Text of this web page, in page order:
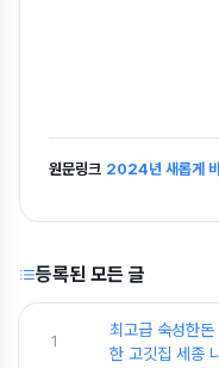
원문링크 2024년 새롭게
등록된 모든 글
1
최고급 숙성한
한 고깃집 세종